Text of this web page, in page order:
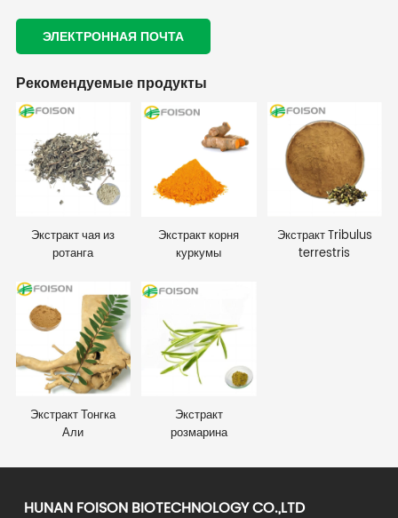
ЭЛЕКТРОННАЯ ПОЧТА
Рекомендуемые продукты
Экстракт чая из
ротанга
Экстракт корня
куркумы
Экстракт Tribulus
terrestris
Экстракт Тонгка
Али
Экстракт
розмарина
HUNAN FOISON BIOTECHNOLOGY CO.,LTD